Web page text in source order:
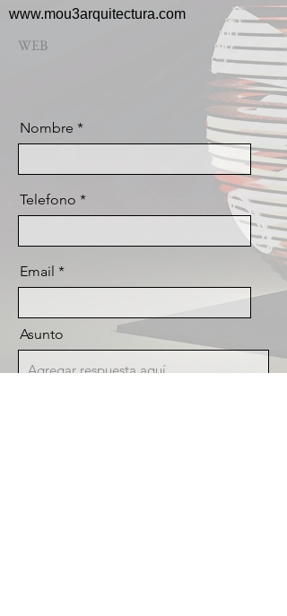
www.mou3arquitectura.com
WEB
Nombre
Telefono
Email
Asunto